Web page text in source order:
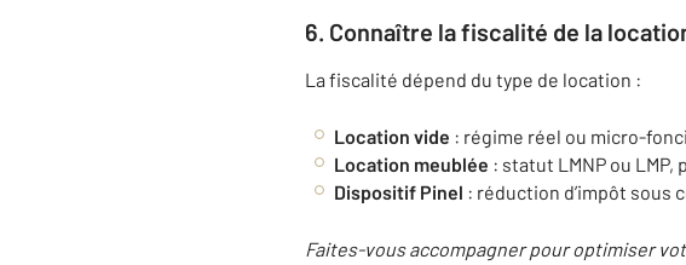
6. Connaître la fiscalité de la
La fiscalité dépend du type de location :
Location vide : régime réel ou micro-
Location meublée : statut LMNP ou
Dispositif Pinel : réduction d’impôt sous
Faites-vous accompagner pour optimiser